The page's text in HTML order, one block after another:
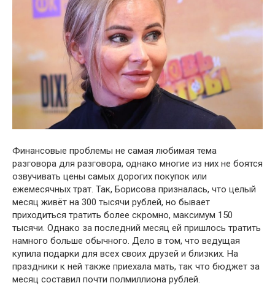
Финансовые проблемы не самая любимая тема
разговора для разговора, однако многие из них не боятся
озвучивать цены самых дорогих покупок или
ежемесячных трат. Так, Борисова призналась, что целый
месяц живёт на 300 тысячи рублей, но бывает
приходиться тратить более скромно, максимум 150
тысячи. Однако за последний месяц ей пришлось тратить
намного больше обычного. Дело в том, что ведущая
купила подарки для всех своих друзей и близких. На
праздники к ней также приехала мать, так что бюджет за
месяц составил почти полмиллиона рублей.